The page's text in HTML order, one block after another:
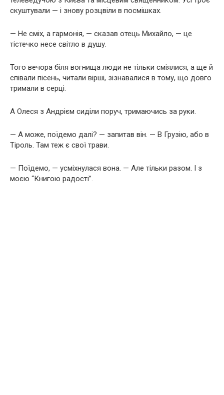
скуштували — і знову розцвіли в посмішках.
— Не сміх, а гармонія, — сказав отець Михайло, — це
тістечко несе світло в душу.
Того вечора біля вогнища люди не тільки сміялися, а ще й
співали пісень, читали вірші, зізнавалися в тому, що довго
тримали в серці.
А Олеся з Андрієм сиділи поруч, тримаючись за руки.
— А може, поїдемо далі? — запитав він. — В Грузію, або в
Тіроль. Там теж є свої трави.
— Поїдемо, — усміхнулася вона. — Але тільки разом. І з
моєю “Книгою радості”.